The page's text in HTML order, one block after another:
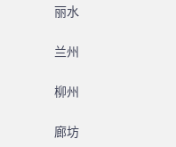
丽水
兰州
柳州
廊坊